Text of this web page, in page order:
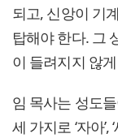
되고, 신앙이 기
탑해야 한다. 그
이 들려지지 않
임 목사는 성도
세 가지로 ‘자아’,